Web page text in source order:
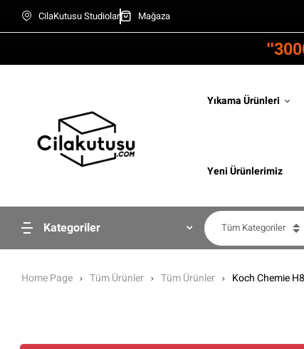
CilaKutusu Studiolar Mağaza
Yıkama Ürünleri
Yeni Ürünlerimiz
Kategoriler Tüm Kategoriler
Home Page Tüm Ürünler Tüm Ürünler Koch Chemie